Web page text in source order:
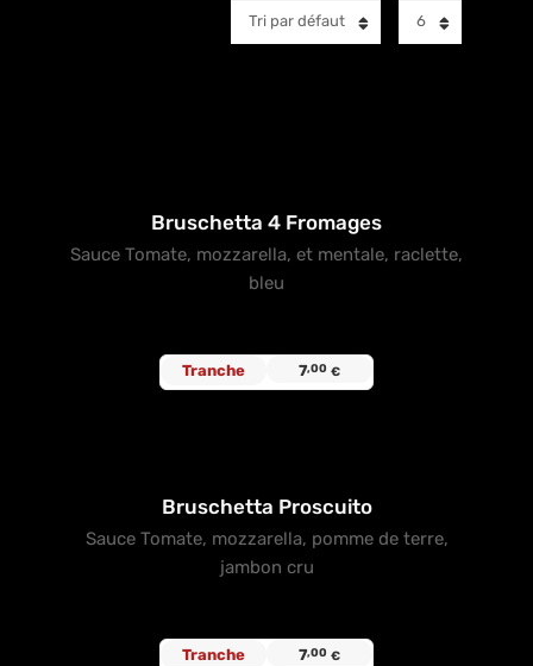
6
Tri par défaut
Bruschetta 4 Fromages
Sauce Tomate, mozzarella, et mentale, raclette,
bleu
Tranche 7,00 €
Bruschetta Proscuito
Sauce Tomate, mozzarella, pomme de terre,
jambon cru
Tranche 7,00 €